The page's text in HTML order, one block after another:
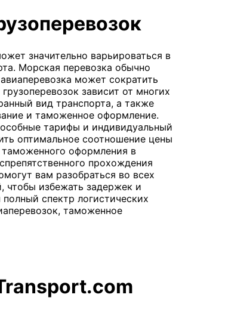
значительно варьироваться в
Морская перевозка обычно
может сократить
зависит от многих
вид транспорта, а также
и таможенное оформление.
тарифы и индивидуальный
оптимальное соотношение цены
таможенного оформления в
прохождения
вам разобраться во всех
чтобы избежать задержек и
спектр логистических
таможенное